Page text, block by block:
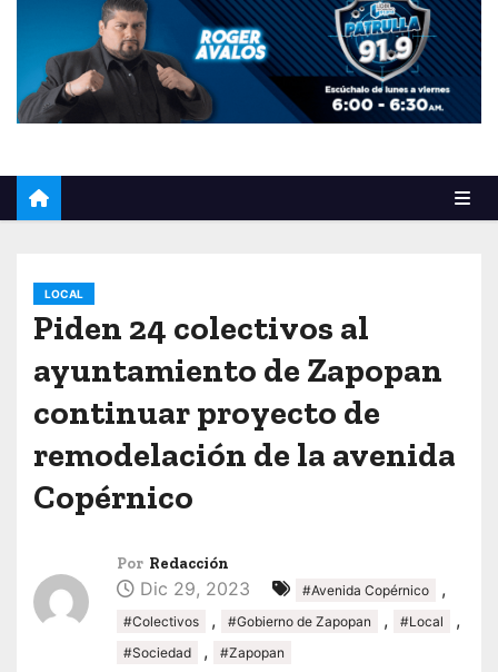
LOCAL
Piden 24 colectivos al
ayuntamiento de Zapopan
continuar proyecto de
remodelación de la avenida
Copérnico
Por Redacción
Dic 29, 2023 #Avenida Copérnico ,
#Colectivos , #Gobierno de Zapopan , #Local ,
#Sociedad , #Zapopan